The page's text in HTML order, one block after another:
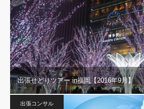
出張せどりツアー in福岡【2016年9月】
出張コンサル